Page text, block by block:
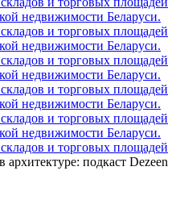
недвижимости Беларуси.
и торговых площадей
недвижимости Беларуси.
и торговых площадей
недвижимости Беларуси.
и торговых площадей
недвижимости Беларуси.
и торговых площадей
недвижимости Беларуси.
и торговых площадей
архитектуре: подкаст Dezeen